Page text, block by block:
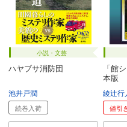
小説・文芸
ハヤブサ消防団
池井戸潤
続巻入荷
「館
本版
綾辻行
値引